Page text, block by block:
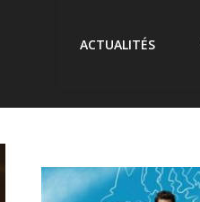
ACTUALITÉS